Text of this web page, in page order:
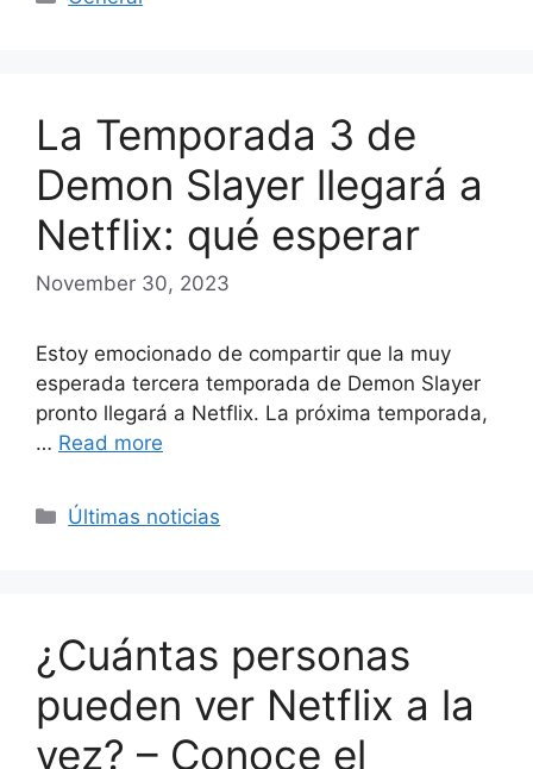
La Temporada 3 de
Demon Slayer llegará a
Netflix: qué esperar
November 30, 2023
Estoy emocionado de compartir que la muy
esperada tercera temporada de Demon Slayer
pronto llegará a Netflix. La próxima temporada,
… Read more
Categories
Últimas noticias
¿Cuántas personas
pueden ver Netflix a la
vez? – Conoce el